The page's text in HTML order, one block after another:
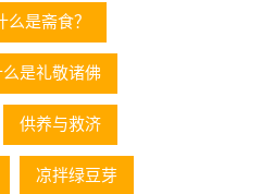
么是斋食？
么是礼敬诸佛
供养与救济
凉拌绿豆芽